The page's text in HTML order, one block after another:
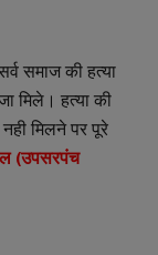
समाज की हत्या
मिले। हत्या की
मिलने पर पूरे
(उपसरपंच